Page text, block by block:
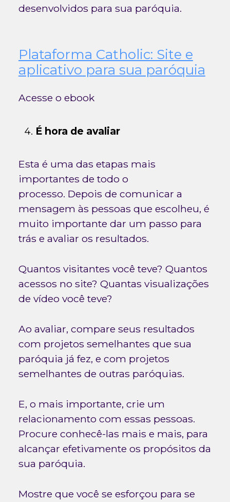
desenvolvidos para sua paróquia.
Plataforma Catholic: Site e
aplicativo para sua paróquia
Acesse o ebook
É hora de avaliar
Esta é uma das etapas mais
importantes de todo o
processo. Depois de comunicar a
mensagem às pessoas que escolheu, é
muito importante dar um passo para
trás e avaliar os resultados.
Quantos visitantes você teve? Quantos
acessos no site? Quantas visualizações
de vídeo você teve?
Ao avaliar, compare seus resultados
com projetos semelhantes que sua
paróquia já fez, e com projetos
semelhantes de outras paróquias.
E, o mais importante, crie um
relacionamento com essas pessoas.
Procure conhecê-las mais e mais, para
alcançar efetivamente os propósitos da
sua paróquia.
Mostre que você se esforçou para se